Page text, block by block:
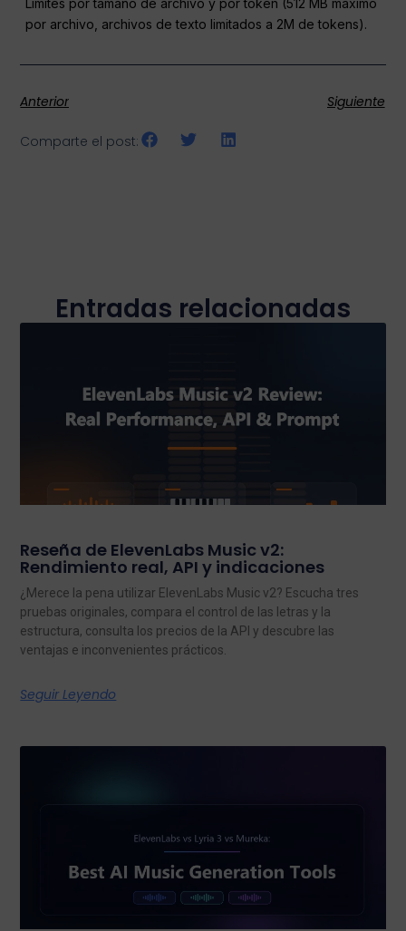
Límites por tamaño de archivo y por token (512 MB máximo
por archivo, archivos de texto limitados a 2M de tokens).
Anterior Siguiente
Comparte el post:
Entradas relacionadas
Reseña de ElevenLabs Music v2:
Rendimiento real, API y indicaciones
¿Merece la pena utilizar ElevenLabs Music v2? Escucha tres
pruebas originales, compara el control de las letras y la
estructura, consulta los precios de la API y descubre las
ventajas e inconvenientes prácticos.
Seguir Leyendo